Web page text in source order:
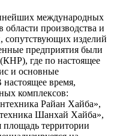
международных
производства и
сопутствующих изделий
предприятия были
где по настоящее
и основные
время,
комплексов:
Райан Хайба»,
Шанхай Хайба»,
территории